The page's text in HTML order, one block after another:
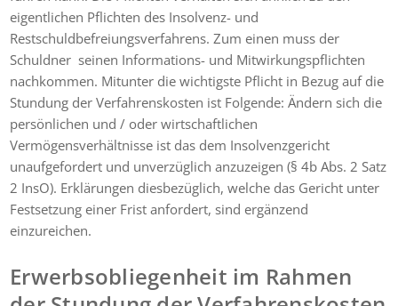
eigentlichen Pflichten des Insolvenz- und
Restschuldbefreiungsverfahrens. Zum einen muss der
Schuldner seinen Informations- und Mitwirkungspflichten
nachkommen. Mitunter die wichtigste Pflicht in Bezug auf die
Stundung der Verfahrenskosten ist Folgende: Ändern sich die
persönlichen und / oder wirtschaftlichen
Vermögensverhältnisse ist das dem Insolvenzgericht
unaufgefordert und unverzüglich anzuzeigen (§ 4b Abs. 2 Satz
2 InsO). Erklärungen diesbezüglich, welche das Gericht unter
Festsetzung einer Frist anfordert, sind ergänzend
einzureichen.
Erwerbsobliegenheit im Rahmen